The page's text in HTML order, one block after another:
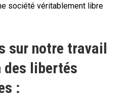
société véritablement libre
sur notre travail
des libertés
: